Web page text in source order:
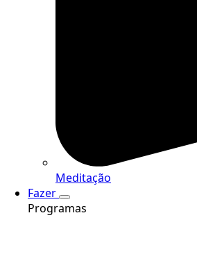
Meditação
Fazer
Programas